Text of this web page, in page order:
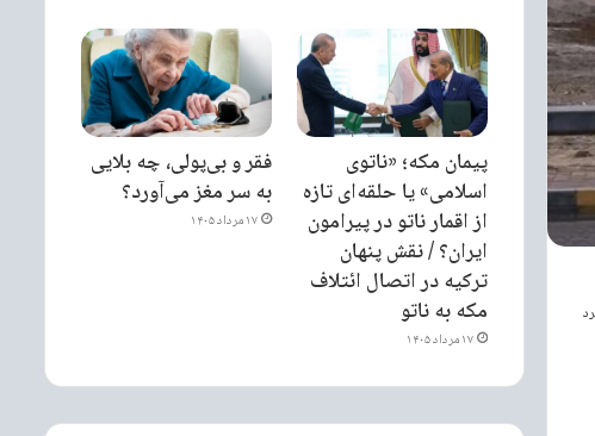
پیمان مکه؛ «ناتوی
اسلامی» یا حلقه‌ای تازه
از اقمار ناتو در پیرامون
ایران؟ / نقش پنهان
ترکیه در اتصال ائتلاف
مکه به ناتو
۱۷ مرداد ۱۴۰۵
فقر و بی‌پولی، چه بلایی
به سر مغز می‌آورد؟
۱۷ مرداد ۱۴۰۵